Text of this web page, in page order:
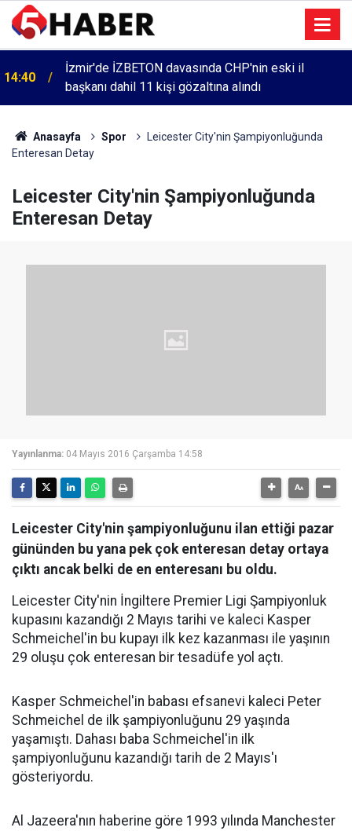
14:40
İzmir'de İZBETON davasında CHP'nin eski il
başkanı dahil 11 kişi gözaltına alındı
Anasayfa Spor
Leicester City'nin Şampiyonluğunda
Enteresan Detay
Leicester City'nin Şampiyonluğunda
Enteresan Detay
Yayınlanma: 04 Mayıs 2016 Çarşamba 14:58
Leicester City'nin şampiyonluğunu ilan ettiği pazar
gününden bu yana pek çok enteresan detay ortaya
çıktı ancak belki de en enteresanı bu oldu.
Leicester City'nin İngiltere Premier Ligi Şampiyonluk
kupasını kazandığı 2 Mayıs tarihi ve kaleci Kasper
Schmeichel'in bu kupayı ilk kez kazanması ile yaşının
29 oluşu çok enteresan bir tesadüfe yol açtı.
Kasper Schmeichel'in babası efsanevi kaleci Peter
Schmeichel de ilk şampiyonluğunu 29 yaşında
yaşamıştı. Dahası baba Schmeichel'in ilk
şampiyonluğunu kazandığı tarih de 2 Mayıs'ı
gösteriyordu.
Al Jazeera'nın haberine göre 1993 yılında Manchester